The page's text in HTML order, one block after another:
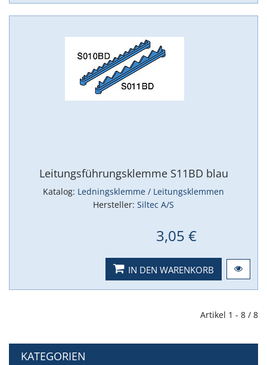
Leitungsführungsklemme S11BD blau
Katalog: Ledningsklemme / Leitungsklemmen
Hersteller: Siltec A/S
3,05 €
IN DEN WARENKORB
Artikel 1 - 8 / 8
KATEGORIEN